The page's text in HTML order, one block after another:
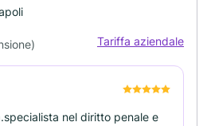
Tariffa aziendale
nel diritto penale e